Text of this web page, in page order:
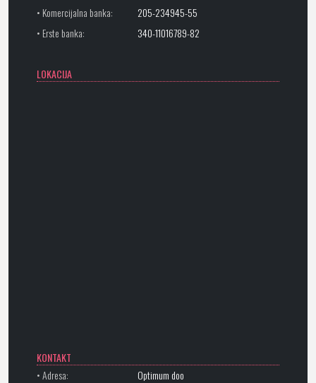
• Komercijalna banka:
205-234945-55
• Erste banka:
340-11016789-82
LOKACIJA
KONTAKT
• Adresa:
Optimum doo